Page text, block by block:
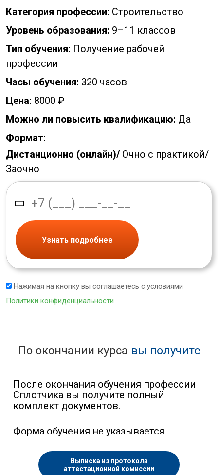
Категория профессии: Строительство
Уровень образования: 9–11 классов
Тип обучения: Получение рабочей
профессии
Часы обучения: 320 часов
Цена: 8000 ₽
Можно ли повысить квалификацию: Да
Формат:
Дистанционно (онлайн)/ Очно с практикой/
Заочно
Узнать подробнее
Нажимая на кнопку вы соглашаетесь с условиями
Политики конфиденциальности
По окончании курса вы получите
После окончания обучения профессии
Сплотчика вы получите полный
комплект документов.
Форма обучения не указывается
Выписка из протокола
аттестационной комиссии